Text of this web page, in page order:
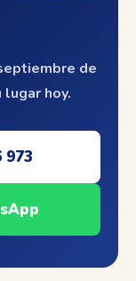
de
hoy.
973